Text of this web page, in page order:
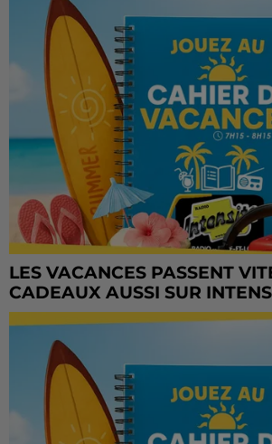
LES VACANCES PASSENT
CADEAUX AUSSI SUR